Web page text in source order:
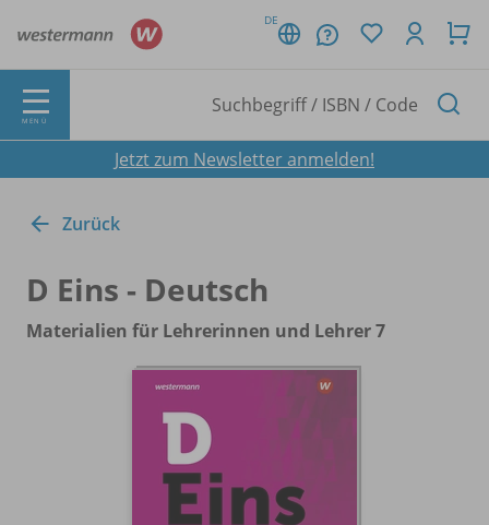
DE
MENÜ
Jetzt zum Newsletter anmelden!
Zurück
D Eins - Deutsch
Materialien für Lehrerinnen und Lehrer 7